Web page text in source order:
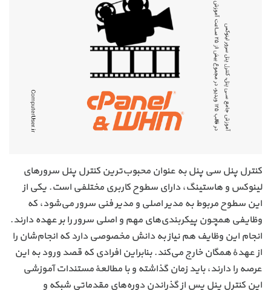
کنترل پنل سی پنل به عنوان محبوب‌ترین کنترل پنل سرورهای
لینوکس و هاستینگ، دارای سطوح کاربری مختلفی است. یکی از
این سطوح مربوط به مدیر اصلی و مدیر فنی سرور می‌شود، که
وظایفی همچون پیکربندی‌های مهم و اصلی سرور را بر عهده دارند.
انجام این وظایف هم نیاز به دانش مخصوصی دارد که انجام‌شان را
از عهدهٔ همگان خارج می‌کند. بنابراین افرادی که قصد ورود به این
عرصه را دارند، باید زمان گذاشته و با مطالعهٔ مستندات آموزشی
این کنترل پنل پس از گذراندن دوره‌های مقدماتی شبکه و